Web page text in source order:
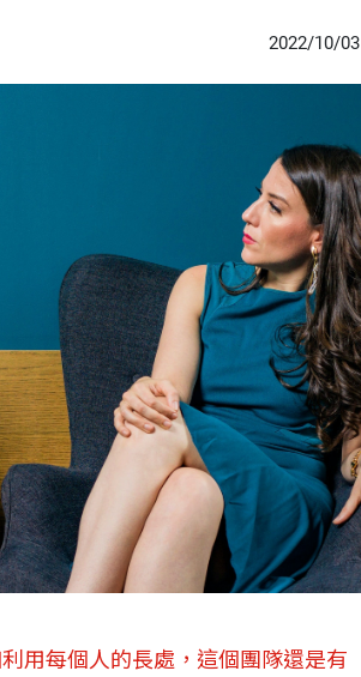
2022/10/03
用每個人的長處，這個團隊還是有